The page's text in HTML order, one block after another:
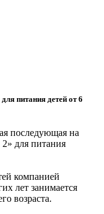
питания детей от 6
последующая на
2» для питания
компанией
лет занимается
возраста.